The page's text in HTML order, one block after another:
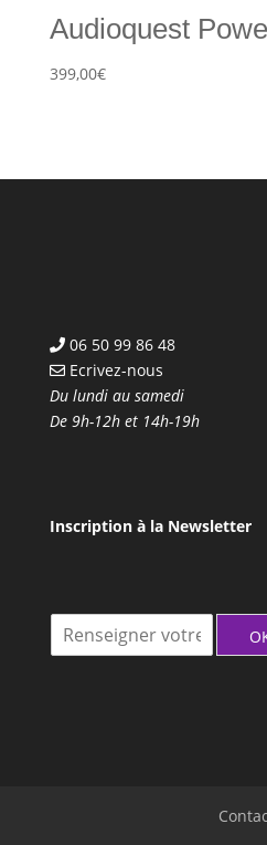
Audioquest
399,00€
06 50 99 86 48
Ecrivez-nous
Du lundi au samedi
De 9h-12h et 14h-19h
Inscription à la Newsletter